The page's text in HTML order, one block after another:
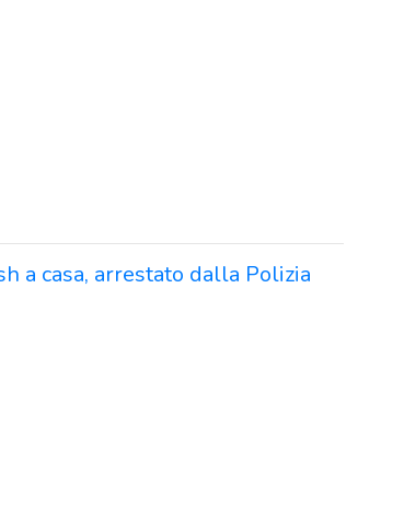
a casa, arrestato dalla Polizia